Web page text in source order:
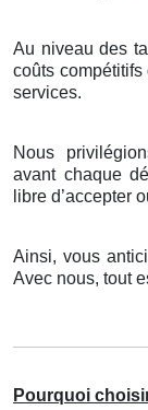
Au niveau des
coûts
services.
Nous
avant chaque
libre d’accepter
Ainsi, vous
Avec nous, tout
Pourquoi